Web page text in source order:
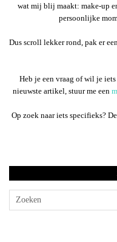
wat mij blij maakt: make-up
persoonlijke
Dus scroll lekker rond, pak er
Heb je een vraag of wil je
nieuwste artikel, stuur me een
Op zoek naar iets specifieks?